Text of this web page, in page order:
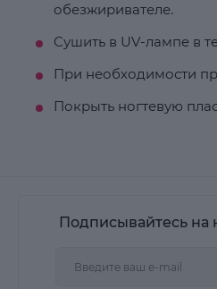
обезжиривателе.
Сушить в UV-лампе в
При необходимости
Покрыть ногтевую
Подписывайтесь на